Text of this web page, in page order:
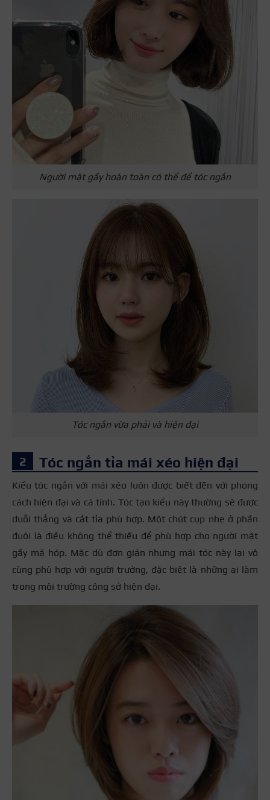
Người mặt gầy hoàn toàn có thể để tóc ngắn
Tóc ngắn vừa phải và hiện đại
Tóc ngắn tỉa mái xéo hiện đại
Kiểu tóc ngắn với mái xéo luôn được biết đến với phong
cách hiện đại và cá tính. Tóc tạo kiểu này thường sẽ được
duỗi thẳng và cắt tỉa phù hợp. Một chút cụp nhẹ ở phần
đuôi là điều không thể thiếu để phù hợp cho người mặt
gầy má hóp. Mặc dù đơn giản nhưng mái tóc này lại vô
cùng phù hợp với người trưởng, đặc biệt là những ai làm
trong môi trường công sở hiện đại.